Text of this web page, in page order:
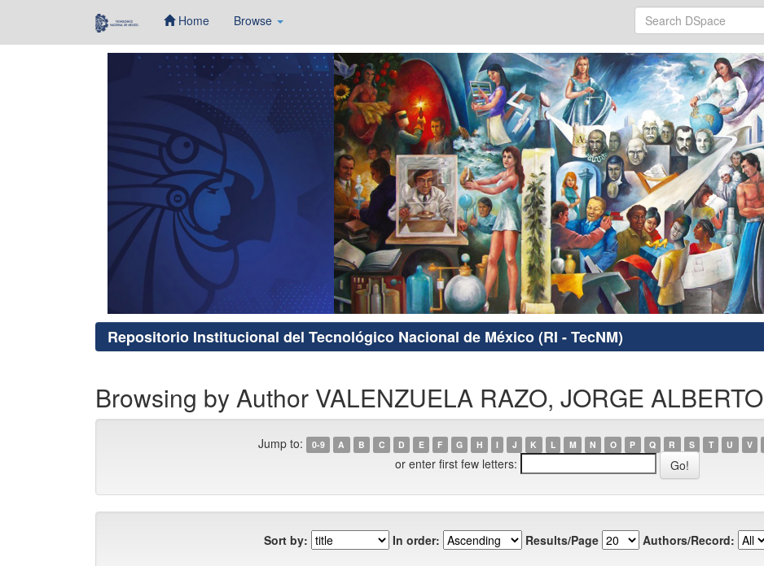
Home Browse
Repositorio Institucional del Tecnológico Nacional de México (RI - TecNM)
Browsing by Author VALENZUELA RAZO, JORGE ALBERTO
Jump to: 0-9 A B C D E F G H I J K L M N O P Q R S T U V
or enter first few letters:
Sort by: In order: Results/Page Authors/Record: